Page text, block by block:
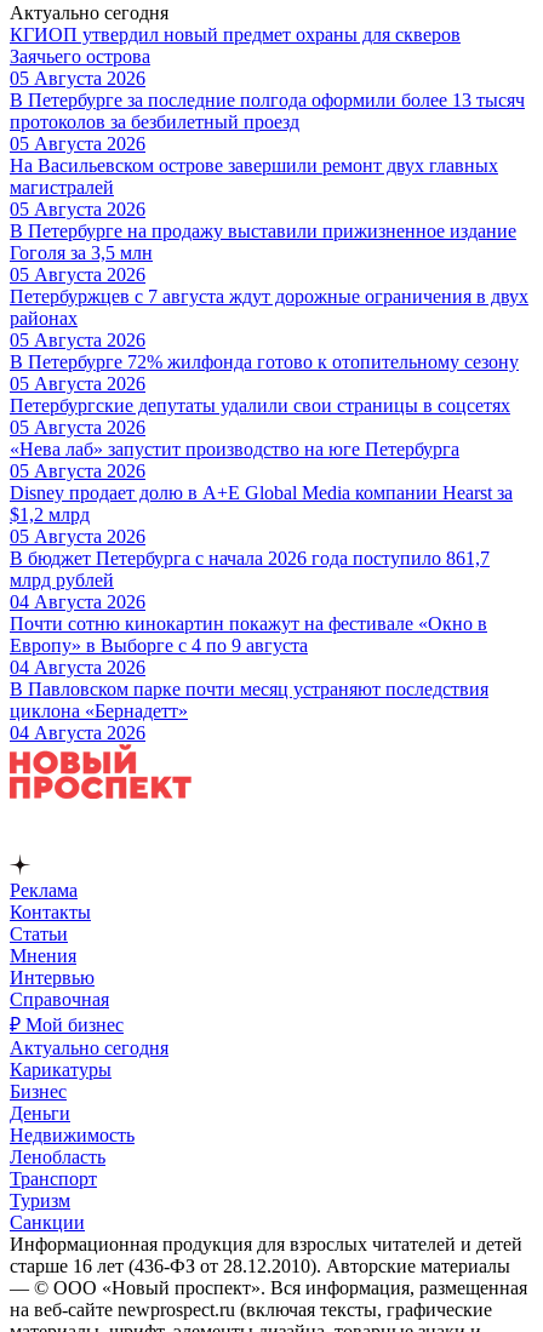
Актуально сегодня
КГИОП утвердил новый предмет охраны для скверов
Заячьего острова
05 Августа 2026
В Петербурге за последние полгода оформили более 13 тысяч
протоколов за безбилетный проезд
05 Августа 2026
На Васильевском острове завершили ремонт двух главных
магистралей
05 Августа 2026
В Петербурге на продажу выставили прижизненное издание
Гоголя за 3,5 млн
05 Августа 2026
Петербуржцев с 7 августа ждут дорожные ограничения в двух
районах
05 Августа 2026
В Петербурге 72% жилфонда готово к отопительному сезону
05 Августа 2026
Петербургские депутаты удалили свои страницы в соцсетях
05 Августа 2026
«Нева лаб» запустит производство на юге Петербурга
05 Августа 2026
Disney продает долю в A+E Global Media компании Hearst за
$1,2 млрд
05 Августа 2026
В бюджет Петербурга с начала 2026 года поступило 861,7
млрд рублей
04 Августа 2026
Почти сотню кинокартин покажут на фестивале «Окно в
Европу» в Выборге с 4 по 9 августа
04 Августа 2026
В Павловском парке почти месяц устраняют последствия
циклона «Бернадетт»
04 Августа 2026
Реклама
Контакты
Статьи
Мнения
Интервью
Справочная
₽ Мой бизнес
Актуально сегодня
Карикатуры
Бизнес
Деньги
Недвижимость
Ленобласть
Транспорт
Туризм
Санкции
Информационная продукция для взрослых читателей и детей
старше 16 лет (436-ФЗ от 28.12.2010). Авторские материалы
— © ООО «Новый проспект». Вся информация, размещенная
на веб-сайте newprospect.ru (включая тексты, графические